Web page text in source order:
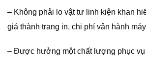
– Không phải lo vật tư linh kiện khan
giá thành trang in, chi phí vận hành
– Được hưởng một chất lượng phục vụ